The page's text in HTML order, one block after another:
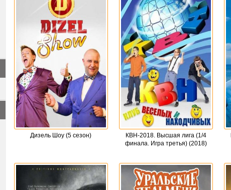
Дизель Шоу (5 сезон)
КВН-2018. Высшая лига (1/4
финала. Игра третья) (2018)